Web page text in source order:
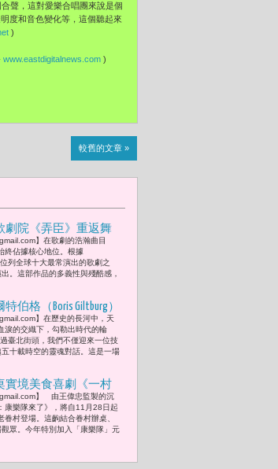
聲， 這對愛樂合唱團來說是個
度和音色變化等，這個聽起來
)
www.eastdigitalnews.com )
較舊的文章 »
歌劇院《弄臣》重返舞
威爾第的殘酷抒情
西．阿洛姆，︀黃亞中
】在歌劇的浩瀚曲目
終佔據核心地位。根據
列全球十大最常演出的歌劇之
。這部作品的多義性與殘酷感，
特伯格（Boris Giltburg）
歷山大．布洛許
與北市交（TSO）攜手
的蕭斯塔科維契鋼琴
】在歷史的長河中，天
淚的交織下，勾勒出時代的輪
臺北街頭，我們不僅迎來一位技
十載時空的靈魂對話。這是一場
桌實境美食喜劇《一村
》監製王偉忠特邀陳
母 一起來觀摩喜事 笑
與Lulu 就從一年前那
】 由王偉忠監製的沉
康樂隊來了》，將自11月28日起
村登場。這齣結合眷村辦桌、
眾。今年特別加入「康樂隊」元